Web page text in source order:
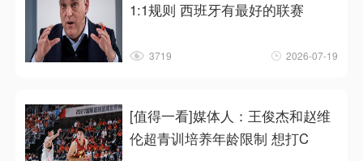
1:1规则 西班牙有最好的联赛
3719 2026-07-19
[值得一看]媒体人：王俊杰和赵维
伦超青训培养年龄限制 想打C